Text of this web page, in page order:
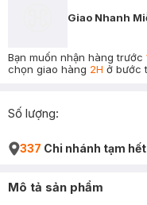
Giao Nhanh
Bạn muốn nhận hàng trước
chọn giao hàng 2H ở bước
Số lượng:
337 Chi nhánh tạm
Mô tả sản phẩm